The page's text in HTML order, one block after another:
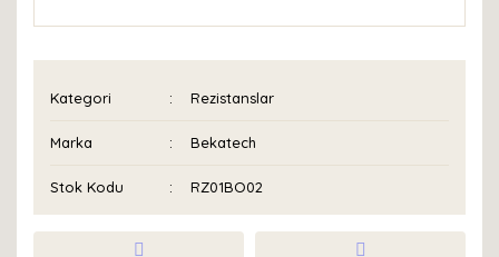
Kategori Rezistanslar
Marka Bekatech
Stok Kodu RZ01BO02